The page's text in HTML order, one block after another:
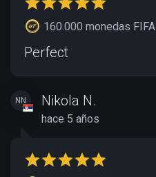
160.000 monedas FIFA
Perfect
NN Nikola N.
hace 5 años